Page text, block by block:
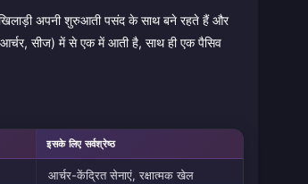
अपनी शुरुआती पसंद के साथ बने रहते हैं और
आर्चर, सीज) में से एक में आती है, साथ ही एक पैसिव
इसके लिए सर्वश्रेष्ठ
आर्चर-केंद्रित सेनाएं, रक्षात्मक खेल